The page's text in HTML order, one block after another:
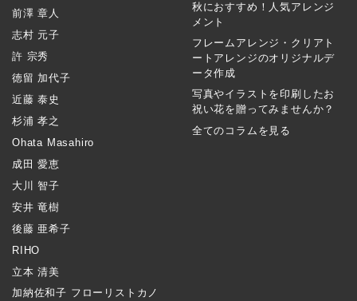
前澤 章人
志村 元子
許 宗秀
徳留 加代子
近藤 泰史
杉浦 孝之
Ohata Masahiro
成田 愛恵
大川 智子
安井 竜樹
後藤 亜希子
RIHO
立本 清美
加納佐和子 フローリストカノ
秋におすすめ！人気アレンジ
メント
フレームアレンジ・クリアト
ートアレンジのオリジナルデ
ータ作成
写真やイラストを印刷したお
祝い花を贈ってみませんか？
全てのコラムを見る